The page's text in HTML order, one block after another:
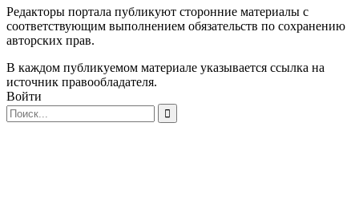
Редакторы портала публикуют сторонние материалы с
соответствующим выполнением обязательств по сохранению
авторских прав.
В каждом публикуемом материале указывается ссылка на
источник правообладателя.
Войти